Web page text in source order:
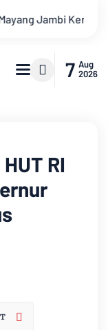
Tinggi Jambi
7 Aug
2026
RI